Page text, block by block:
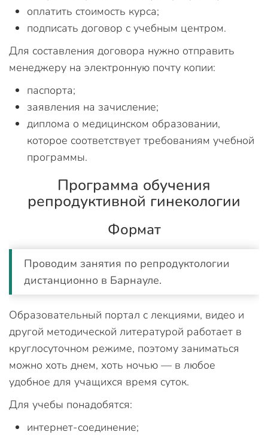
оплатить стоимость курса;
подписать договор с учебным центром.
Для составления договора нужно отправить
менеджеру на электронную почту копии:
паспорта;
заявления на зачисление;
диплома о медицинском образовании,
которое соответствует требованиям учебной
программы.
Программа обучения
репродуктивной гинекологии
Формат
Проводим занятия по репродуктологии
дистанционно в Барнауле.
Образовательный портал с лекциями, видео и
другой методической литературой работает в
круглосуточном режиме, поэтому заниматься
можно хоть днем, хоть ночью — в любое
удобное для учащихся время суток.
Для учебы понадобятся:
интернет-соединение;